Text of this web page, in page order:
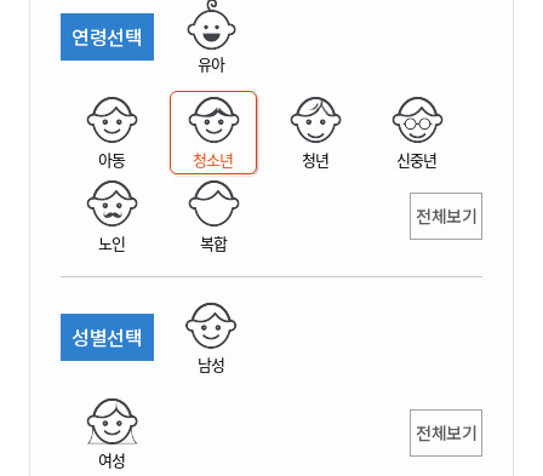
연령선택
유아
아동 청소년 청년 신중년
노인 복합
전체보기
성별선택
남성
여성
전체보기